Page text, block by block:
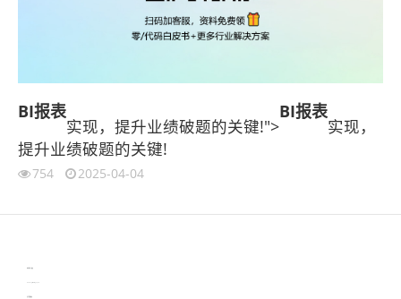
BI报表
实现，提升业绩破题的关键!">
BI报表
实现，
提升业绩破题的关键!
754 2025-04-04